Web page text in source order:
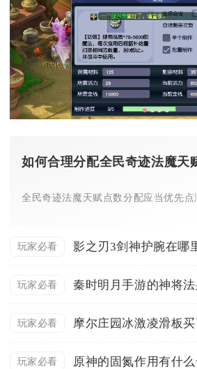
如何合理分配全民奇迹法魔天
玩家必看 影之刃3剑神护腕在哪
玩家必看
玩家必看
玩家必看 原神的固氮作用有什